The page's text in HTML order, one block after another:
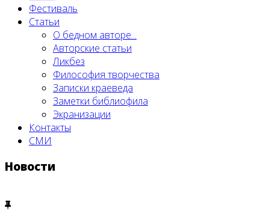
Фестиваль
Статьи
О бедном авторе...
Авторские статьи
Ликбез
Философия творчества
Записки краеведа
Заметки библиофила
Экранизации
Контакты
СМИ
Новости